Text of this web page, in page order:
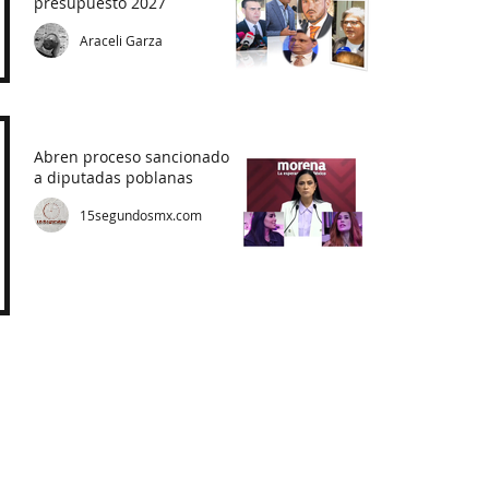
Araceli Garza
Abren proceso sancionador
a diputadas poblanas
15segundosmx.com